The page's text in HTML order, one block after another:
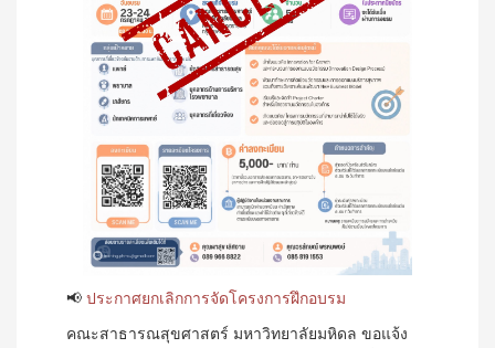
📢 ประกาศยกเลิกการจัดโครงการฝึกอบรม
คณะสาธารณสุขศาสตร์ มหาวิทยาลัยมหิดล ขอแจ้ง